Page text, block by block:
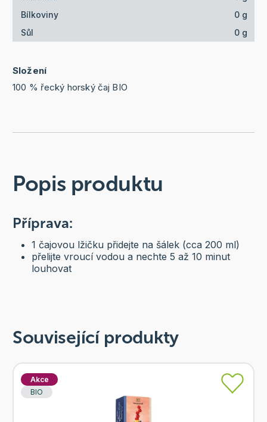
Bílkoviny
0 g
Sůl
0 g
Složení
100 % řecký horský čaj BIO
Popis produktu
Příprava:
1 čajovou lžičku přidejte na šálek (cca 200 ml)
přelijte vroucí vodou a nechte 5 až 10 minut
louhovat
Související produkty
Akce
BIO